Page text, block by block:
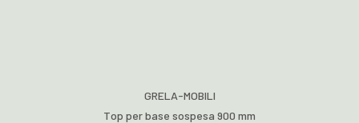
GRELA-MOBILI
Top per base sospesa 900 mm